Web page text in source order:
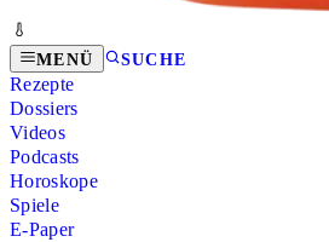
MENÜ SUCHE
Rezepte
Dossiers
Videos
Podcasts
Horoskope
Spiele
E-Paper